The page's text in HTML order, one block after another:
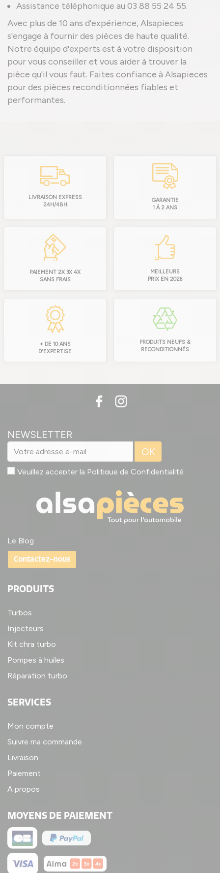
Assistance téléphonique au 03 88 55 24 55.
Avec plus de 10 ans d'expérience, Alsapieces
s'engage à fournir des pièces de haute qualité.
Notre équipe d'experts est à votre disposition
pour vous conseiller et vous aider à trouver la
pièce qu'il vous faut. Faites confiance à Alsapieces
pour des pièces reconditionnées fiables et
performantes.
LIVRAISON EXPRESS
24H/48H
GARANTIE
1 À 2 ANS
PAIEMENT 2X 3X 4X
SANS FRAIS
MEILLEURS
PRIX EN 2026
+ DE 10 ANS
D'EXPERTISE
PRODUITS NEUFS &
RECONDITIONNÉS
NEWSLETTER
OK
Veuillez accepter la Politique de Confidentialité
Le Blog
Contactez-nous
PRODUITS
Turbos
Injecteurs
Kit chra turbo
Pompes à huiles
Réparation turbo
SERVICES
Mon compte
Suivre ma commande
Livraison
Paiement
A propos
MOYENS DE PAIEMENT